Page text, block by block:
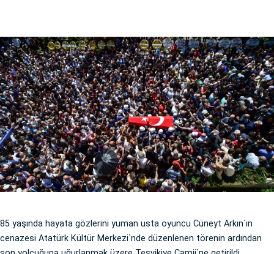
85 yaşında hayata gözlerini yuman usta oyuncu Cüneyt Arkın`ın
cenazesi Atatürk Kültür Merkezi`nde düzenlenen törenin ardından